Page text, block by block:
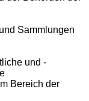
Sammlungen
und -
Bereich der